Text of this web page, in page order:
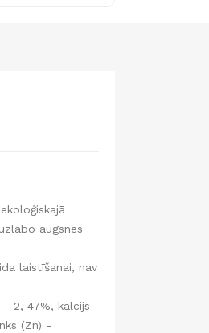
augsnes
laistīšanai, nav
- 2, 47%, kalcijs
(Zn) -